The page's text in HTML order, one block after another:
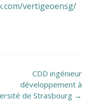
vertigeoensg/
CDD ingénieur
développement à
de Strasbourg →